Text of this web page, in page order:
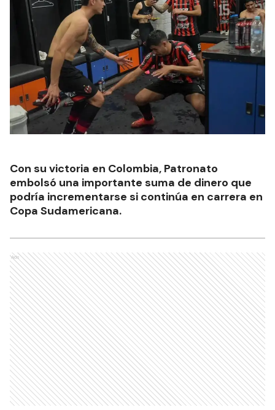
Con su victoria en Colombia, Patronato
embolsó una importante suma de dinero que
podría incrementarse si continúa en carrera en
Copa Sudamericana.
Ads